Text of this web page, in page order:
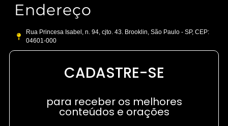
Endereço
Rua Princesa Isabel, n. 94, cjto. 43. Brooklin, São Paulo - SP, CEP:
04601-000
CADASTRE-SE
para receber os melhores
conteúdos e orações